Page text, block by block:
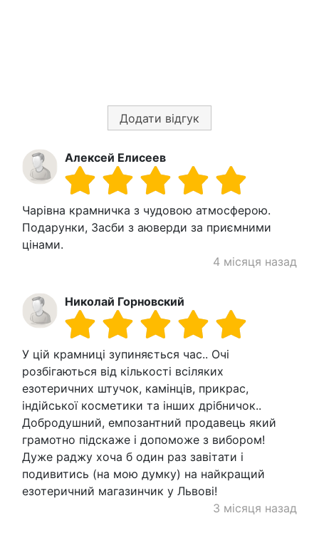
Додати відгук
Алексей Елисеев
Чарівна крамничка з чудовою атмосферою.
Подарунки, Засби з аюверди за приємними
цінами.
4 місяця назад
Николай Горновский
У цій крамниці зупиняється час.. Очі
розбігаються від кількості всіляких
езотеричних штучок, камінців, прикрас,
індійської косметики та інших дрібничок..
Добродушний, емпозантний продавець який
грамотно підскаже і допоможе з вибором!
Дуже раджу хоча б один раз завітати і
подивитись (на мою думку) на найкращий
езотеричний магазинчик у Львові!
3 місяця назад